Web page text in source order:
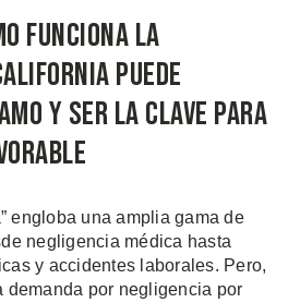
funciona la
puede
y ser la clave para
engloba una amplia gama de
negligencia médica hasta
y accidentes laborales. Pero,
demanda por negligencia por